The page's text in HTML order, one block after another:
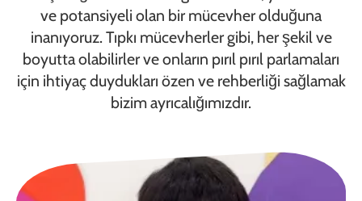
ve potansiyeli olan bir mücevher olduğuna
inanıyoruz. Tıpkı mücevherler gibi, her şekil ve
boyutta olabilirler ve onların pırıl pırıl parlamaları
için ihtiyaç duydukları özen ve rehberliği sağlamak
bizim ayrıcalığımızdır.